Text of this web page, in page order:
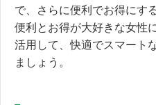
で、さらに便利でお得にす
便利とお得が大好きな女性
活用して、快適でスマート
ましょう。